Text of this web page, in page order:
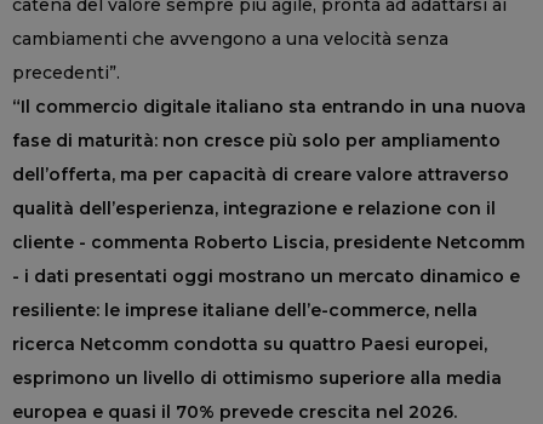
cambiamenti che avvengono a una velocità senza
precedenti”.
“Il commercio digitale italiano sta entrando in una nuova
fase di maturità: non cresce più solo per ampliamento
dell’offerta, ma per capacità di creare valore attraverso
qualità dell’esperienza, integrazione e relazione con il
cliente - commenta Roberto Liscia, presidente Netcomm
- i dati presentati oggi mostrano un mercato dinamico e
resiliente: le imprese italiane dell’e-commerce, nella
ricerca Netcomm condotta su quattro Paesi europei,
esprimono un livello di ottimismo superiore alla media
europea e quasi il 70% prevede crescita nel 2026.